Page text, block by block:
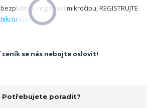
registraci mikročipu, REGISTRUJTE
se nás nebojte oslovit!
Potřebujete poradit?